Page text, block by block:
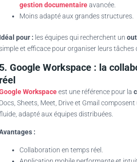
gestion documentaireavancée.
Moins adapté aux grandes structures.
pour : les équipes qui recherchent un
et efficace pour organiser leurs tâches
Google Workspace : la
Workspaceest une référence pour la
Sheets, Meet, Drive et Gmail
adapté aux équipes distribuées.
:
Collaboration en temps réel.